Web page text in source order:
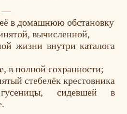
—
в домашнюю обстановку
вычисленной,
жизни внутри каталога
в полной сохранности;
стебелёк крестовника
сидевшей в